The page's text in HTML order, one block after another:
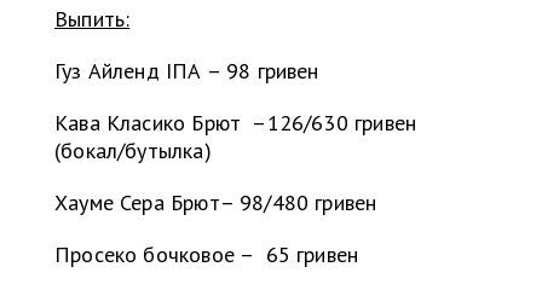
Выпить:
Гуз Айленд ІПА – 98 гривен
Кава Класико Брют –126/630 гривен
(бокал/бутылка)
Хауме Сера Брют– 98/480 гривен
Просеко бочковое – 65 гривен